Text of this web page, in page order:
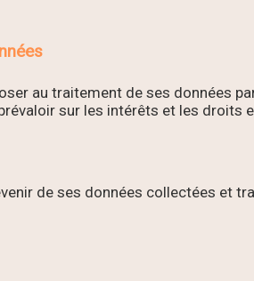
au traitement de ses données
sur les intérêts et les droits
de ses données collectées et